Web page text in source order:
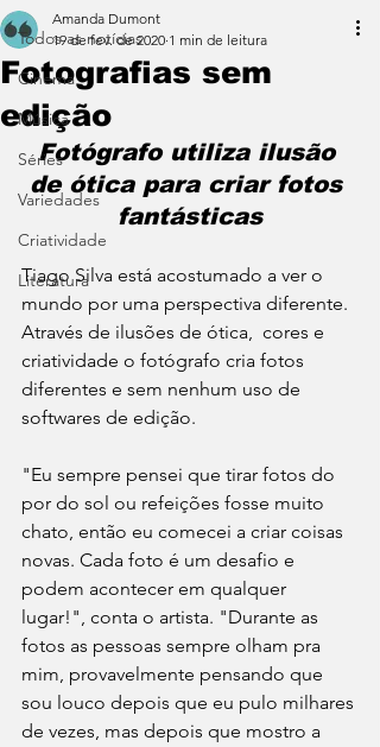
Todos as notícias
Cinema
Música
Séries
Variedades
Criatividade
Literatura
Fotografias sem
edição
Amanda Dumont
19 de fev. de 2020 1 min de leitura
Fotógrafo utiliza ilusão
de ótica para criar fotos
fantásticas
Tiago Silva está acostumado a ver o
mundo por uma perspectiva diferente.
Através de ilusões de ótica,  cores e
criatividade o fotógrafo cria fotos
diferentes e sem nenhum uso de
softwares de edição.
"Eu sempre pensei que tirar fotos do
por do sol ou refeições fosse muito
chato, então eu comecei a criar coisas
novas. Cada foto é um desafio e
podem acontecer em qualquer
lugar!", conta o artista. "Durante as
fotos as pessoas sempre olham pra
mim, provavelmente pensando que
sou louco depois que eu pulo milhares
de vezes, mas depois que mostro a